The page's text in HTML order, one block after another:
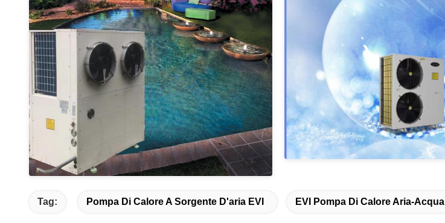
Tag: Pompa Di Calore A Sorgente D'aria EVI EVI Pompa Di Calore Aria-Acqua